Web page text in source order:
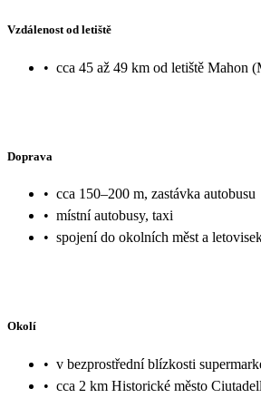
Vzdálenost od letiště
• cca 45 až 49 km od letiště Mahon
Doprava
• cca 150–200 m, zastávka autobusu
• místní autobusy, taxi
• spojení do okolních měst a
Okolí
• v bezprostřední blízkosti
• cca 2 km Historické město